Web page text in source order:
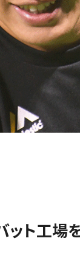
ット工場